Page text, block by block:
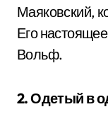
Маяковский,
Его
Вольф.
2. Одетый в